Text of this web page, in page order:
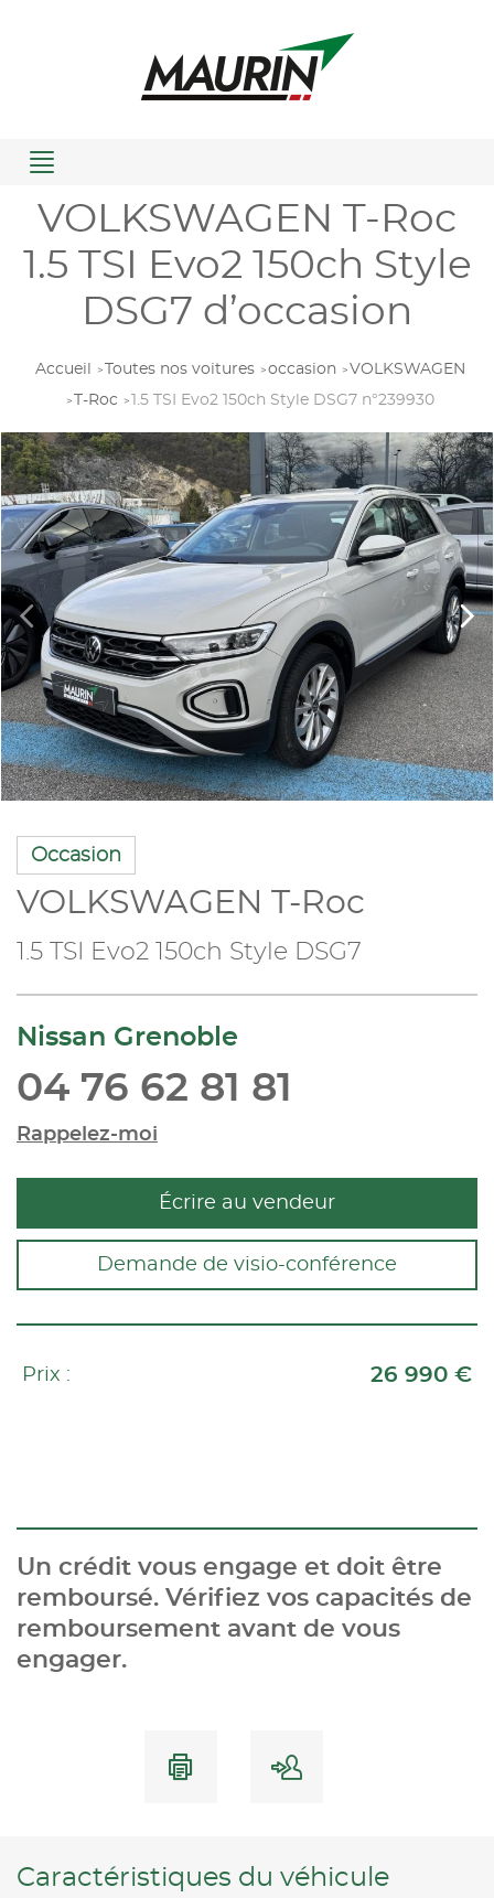
Menu
VOLKSWAGEN T-Roc
1.5 TSI Evo2 150ch Style
DSG7 d’occasion
Accueil Toutes nos voitures occasion
VOLKSWAGEN
T-Roc
1.5 TSI Evo2 150ch Style DSG7 n°239930
Occasion
VOLKSWAGEN T-Roc
1.5 TSI Evo2 150ch Style DSG7
Nissan Grenoble
04 76 62 81 81
Rappelez-moi
Écrire au vendeur
Demande de visio-conférence
Prix : 26 990 €
Un crédit vous engage et doit être
remboursé. Vérifiez vos capacités de
remboursement avant de vous
engager.
Caractéristiques du véhicule